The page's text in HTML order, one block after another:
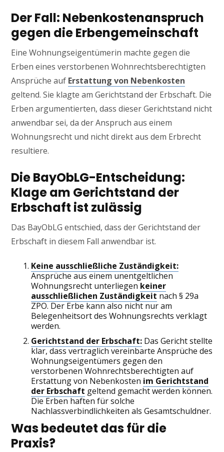
Der Fall: Nebenkostenanspruch
gegen die Erbengemeinschaft
Eine Wohnungseigentümerin machte gegen die
Erben eines verstorbenen Wohnrechtsberechtigten
Ansprüche auf Erstattung von Nebenkosten
geltend. Sie klagte am Gerichtstand der Erbschaft. Die
Erben argumentierten, dass dieser Gerichtstand nicht
anwendbar sei, da der Anspruch aus einem
Wohnungsrecht und nicht direkt aus dem Erbrecht
resultiere.
Die BayObLG-Entscheidung:
Klage am Gerichtstand der
Erbschaft ist zulässig
Das BayObLG entschied, dass der Gerichtstand der
Erbschaft in diesem Fall anwendbar ist.
Keine ausschließliche Zuständigkeit:
Ansprüche aus einem unentgeltlichen
Wohnungsrecht unterliegen keiner
ausschließlichen Zuständigkeit nach § 29a
ZPO. Der Erbe kann also nicht nur am
Belegenheitsort des Wohnungsrechts verklagt
werden.
Gerichtstand der Erbschaft: Das Gericht stellte
klar, dass vertraglich vereinbarte Ansprüche des
Wohnungseigentümers gegen den
verstorbenen Wohnrechtsberechtigten auf
Erstattung von Nebenkosten im Gerichtstand
der Erbschaft geltend gemacht werden können.
Die Erben haften für solche
Nachlassverbindlichkeiten als Gesamtschuldner.
Was bedeutet das für die
Praxis?